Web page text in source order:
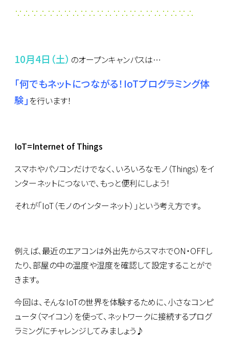
∵∴∵∴∵∴∵∴∵∴∵∴∵∴∵∴∵∴∵∴∵∴
10月4日（土） のオープンキャンパスは…
「何でもネットにつながる！IoTプログラミング体
験」 を行います！
IoT=Internet of Things
スマホやパソコンだけでなく、いろいろなモノ（Things）をイ
ンターネットにつないで、もっと便利にしよう！
それが「IoT（モノのインターネット）」という考え方です。
例えば、最近のエアコンは外出先からスマホでON・OFFし
たり、部屋の中の温度や湿度を確認して設定することがで
きます。
今回は、そんなIoTの世界を体験するために、小さなコンピ
ュータ（マイコン）を使って、ネットワークに接続するプログ
ラミングにチャレンジしてみましょう♪